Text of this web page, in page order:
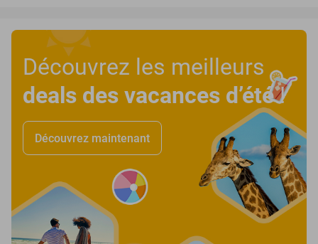
Découvrez les meilleurs
deals des vacances d’été!
Découvrez maintenant